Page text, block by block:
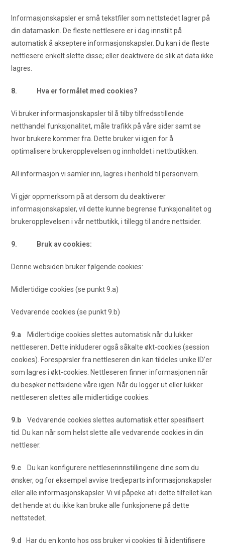
Informasjonskapsler er små tekstfiler som nettstedet lagrer på
din datamaskin. De fleste nettlesere er i dag innstilt på
automatisk å akseptere informasjonskapsler. Du kan i de fleste
nettlesere enkelt slette disse; eller deaktivere de slik at data ikke
lagres.
8. Hva er formålet med cookies?
Vi bruker informasjonskapsler til å tilby tilfredsstillende
netthandel funksjonalitet, måle trafikk på våre sider samt se
hvor brukere kommer fra. Dette bruker vi igjen for å
optimalisere brukeropplevelsen og innholdet i nettbutikken.
All informasjon vi samler inn, lagres i henhold til personvern.
Vi gjør oppmerksom på at dersom du deaktiverer
informasjonskapsler, vil dette kunne begrense funksjonalitet og
brukeropplevelsen i vår nettbutikk, i tillegg til andre nettsider.
9. Bruk av cookies:
Denne websiden bruker følgende cookies:
Midlertidige cookies (se punkt 9.a)
Vedvarende cookies (se punkt 9.b)
9.a Midlertidige cookies slettes automatisk når du lukker
nettleseren. Dette inkluderer også såkalte økt-cookies (session
cookies). Forespørsler fra nettleseren din kan tildeles unike ID’er
som lagres i økt-cookies. Nettleseren finner informasjonen når
du besøker nettsidene våre igjen. Når du logger ut eller lukker
nettleseren slettes alle midlertidige cookies.
9.b Vedvarende cookies slettes automatisk etter spesifisert
tid. Du kan når som helst slette alle vedvarende cookies in din
nettleser.
9.c Du kan konfigurere nettleserinnstillingene dine som du
ønsker, og for eksempel avvise tredjeparts informasjonskapsler
eller alle informasjonskapsler. Vi vil påpeke at i dette tilfellet kan
det hende at du ikke kan bruke alle funksjonene på dette
nettstedet.
9.d
Har du en konto hos oss bruker vi cookies til å identifisere